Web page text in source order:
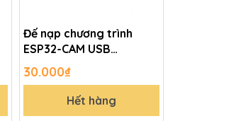
Đế nạp chương trình
ESP32-CAM USB
programming adapter
30.000₫
Hết hàng